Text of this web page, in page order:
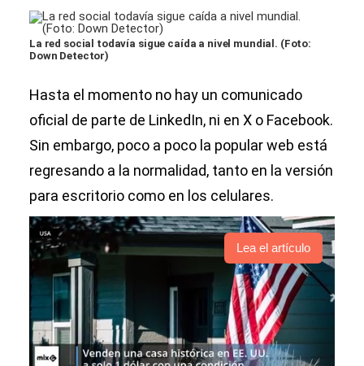
La red social todavía sigue caída a nivel mundial. (Foto:
Down Detector)
Hasta el momento no hay un comunicado
oficial de parte de LinkedIn, ni en X o Facebook.
Sin embargo, poco a poco la popular web está
regresando a la normalidad, tanto en la versión
para escritorio como en los celulares.
Lea el artículo